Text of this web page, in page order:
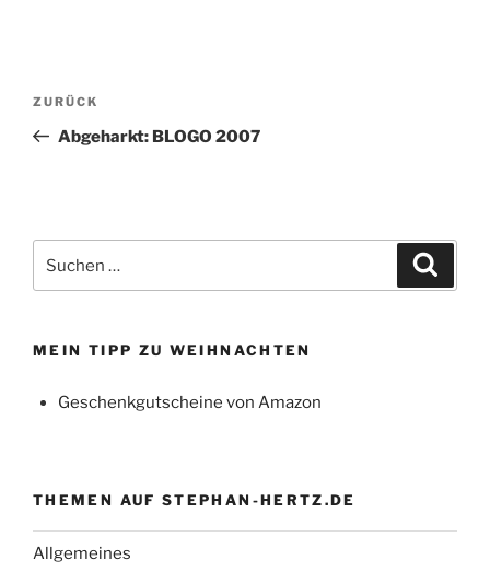
Beitragsnavigation
Vorheriger
Beitrag
ZURÜCK
Abgeharkt: BLOGO 2007
nach:
MEIN TIPP ZU WEIHNACHTEN
Geschenkgutscheine von Amazon
THEMEN AUF STEPHAN-HERTZ.DE
Allgemeines